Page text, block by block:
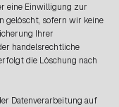
eine Einwilligung zur
gelöscht, sofern wir keine
Ihrer
handelsrechtliche
die Löschung nach
Datenverarbeitung auf